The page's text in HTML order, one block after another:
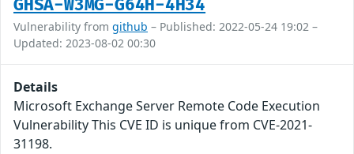
GHSA-W3MG-G64H-4H34
Vulnerability from github – Published: 2022-05-24 19:02 –
Updated: 2023-08-02 00:30
Details
Microsoft Exchange Server Remote Code Execution
Vulnerability This CVE ID is unique from CVE-2021-
31198.